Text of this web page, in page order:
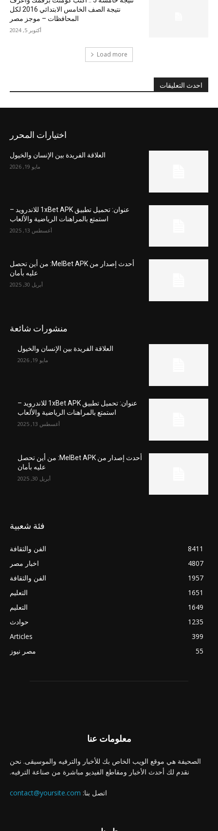
نتيجة الصف الخامس الابتدائي 2016 لكل
المحافظات – موجز مصر
أكتوبر 5, 2024
Load more
احدث التعليقات
اختيارات المحرر
العلاقة الفريدة بين الإنسان والخيول
مايو 19, 2026
عنوان: تحميل تطبيق 1xBet APK للاندرويد –
استمتع بالمراهنات الرياضية والألعاب
أغسطس 13, 2025
أحدث إصدار من MelBet APK: من أين تحصل
عليه بأمان
أبريل 30, 2025
منشورات شائعة
العلاقة الفريدة بين الإنسان والخيول
مايو 19, 2026
عنوان: تحميل تطبيق 1xBet APK للاندرويد –
استمتع بالمراهنات الرياضية والألعاب
أغسطس 13, 2025
أحدث إصدار من MelBet APK: من أين تحصل
عليه بأمان
أبريل 30, 2025
فئة شعبية
الفن والثقافة
8411
اخبار مصر
4807
الفن والثقافة
1957
التعليم
1651
التعليم
1649
حوادث
1235
Articles
399
مصر نيوز
55
معلومات عنا
الصحيفة هي موقع الويب الخاص بك للأخبار والترفيه والموسيقى. نحن
نقدم لك أحدث الأخبار ومقاطع الفيديو مباشرة من صناعة الترفيه.
اتصل بنا: contact@yoursite.com